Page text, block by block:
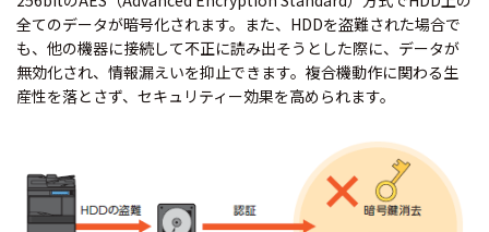
全てのデータが暗号化されます。また、HDDを盗難された場合で
も、他の機器に接続して不正に読み出そうとした際に、データが
無効化され、情報漏えいを抑止できます。複合機動作に関わる生
産性を落とさず、セキュリティー効果を高められます。